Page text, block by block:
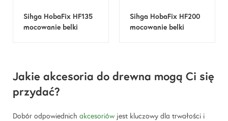
Sihga HobaFix HF135
mocowanie belki
Sihga HobaFix HF200
mocowanie belki
Jakie akcesoria do drewna mogą Ci się
przydać?
Dobór odpowiednich akcesoriów jest kluczowy dla trwałości i